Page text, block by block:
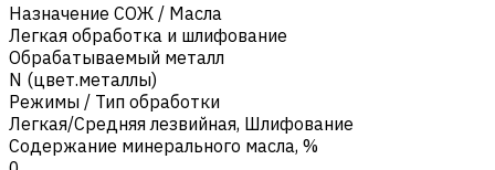
Назначение СОЖ / Масла
Легкая обработка и шлифование
Обрабатываемый металл
N (цвет.металлы)
Режимы / Тип обработки
Легкая/Средняя лезвийная, Шлифование
Содержание минерального масла, %